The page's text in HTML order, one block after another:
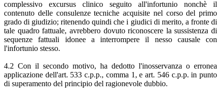
complessivo excursus clinico seguito all'infortunio nonchè il
contenuto delle consulenze tecniche acquisite nel corso del primo
grado di giudizio; ritenendo quindi che i giudici di merito, a fronte di
tale quadro fattuale, avrebbero dovuto riconoscere la sussistenza di
sequenze fattuali idonee a interrompere il nesso causale con
l'infortunio stesso.
4.2 Con il secondo motivo, ha dedotto l'inosservanza o erronea
applicazione dell'art. 533 c.p.p., comma 1, e art. 546 c.p.p. in punto
di superamento del principio del ragionevole dubbio.